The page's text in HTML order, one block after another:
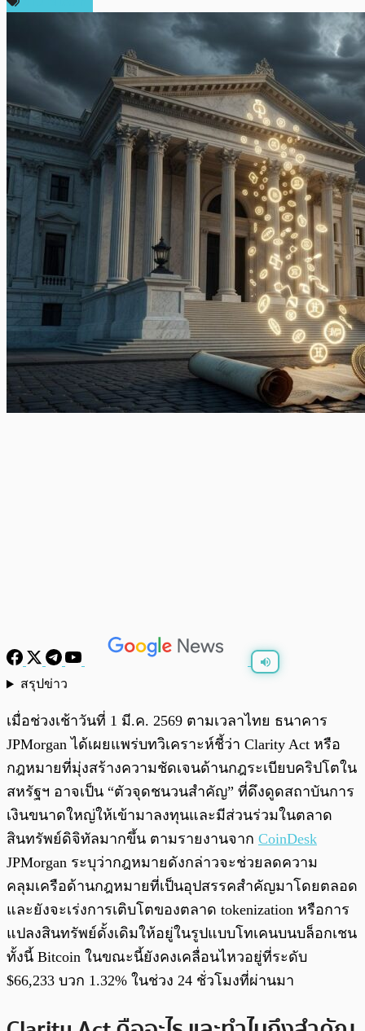
สรุปข่าว
เมื่อช่วงเช้าวันที่ 1 มี.ค. 2569 ตามเวลาไทย ธนาคาร
JPMorgan ได้เผยแพร่บทวิเคราะห์ชี้ว่า Clarity Act หรือ
กฎหมายที่มุ่งสร้างความชัดเจนด้านกฎระเบียบคริปโตใน
สหรัฐฯ อาจเป็น “ตัวจุดชนวนสำคัญ” ที่ดึงดูดสถาบันการ
เงินขนาดใหญ่ให้เข้ามาลงทุนและมีส่วนร่วมในตลาด
สินทรัพย์ดิจิทัลมากขึ้น ตามรายงานจาก CoinDesk
JPMorgan ระบุว่ากฎหมายดังกล่าวจะช่วยลดความ
คลุมเครือด้านกฎหมายที่เป็นอุปสรรคสำคัญมาโดยตลอด
และยังจะเร่งการเติบโตของตลาด tokenization หรือการ
แปลงสินทรัพย์ดั้งเดิมให้อยู่ในรูปแบบโทเคนบนบล็อกเชน
ทั้งนี้ Bitcoin ในขณะนี้ยังคงเคลื่อนไหวอยู่ที่ระดับ
$66,233 บวก 1.32% ในช่วง 24 ชั่วโมงที่ผ่านมา